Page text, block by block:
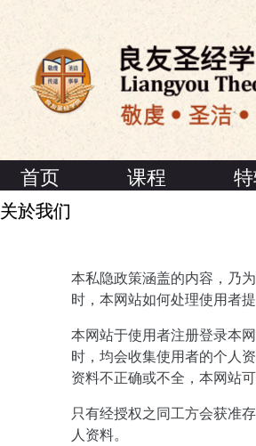
首页 课程
关於我们
本私隐政策涵盖的内容，乃
时，本网站如何处理使用者
本网站于使用者注册登录本
时，均会收集使用者的个人
资料不正确或不全，本网站
只有经授权之同工方会获准
人资料。